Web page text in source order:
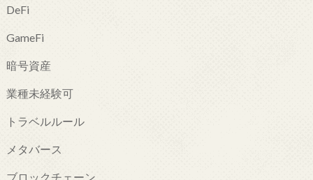
DeFi
GameFi
暗号資産
業種未経験可
トラベルルール
メタバース
ブロックチェーン